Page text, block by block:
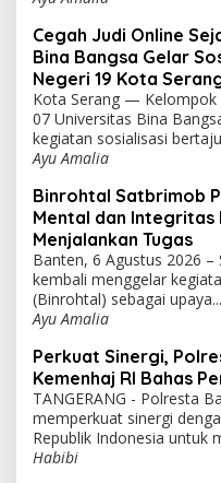
Cegah Judi Online
Bina Bangsa Gelar
Negeri 19 Kota
Kota Serang — Kelompok
07 Universitas Bina
kegiatan sosialisasi
Ayu Amalia
Binrohtal Satbrimob
Mental dan Integritas
Menjalankan Tugas
Banten, 6 Agustus 2026
kembali menggelar
(Binrohtal) sebagai upaya...
Ayu Amalia
Perkuat Sinergi,
Kemenhaj RI Bahas
TANGERANG - Polresta
memperkuat sinergi
Republik Indonesia untuk
Habibi